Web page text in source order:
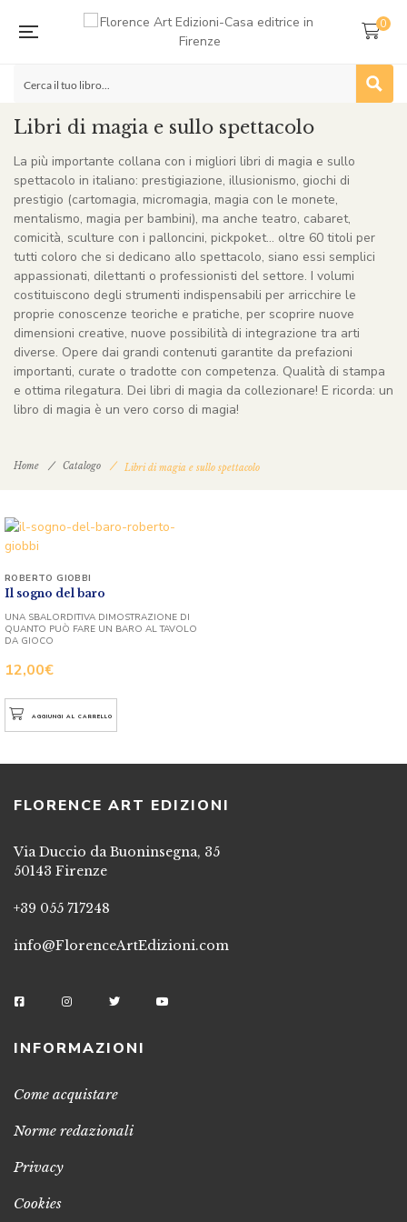
0
Libri di magia e sullo spettacolo
La più importante collana con i migliori libri di magia e sullo
spettacolo in italiano: prestigiazione, illusionismo, giochi di
prestigio (cartomagia, micromagia, magia con le monete,
mentalismo, magia per bambini), ma anche teatro, cabaret,
comicità, sculture con i palloncini, pickpoket… oltre 60 titoli per
tutti coloro che si dedicano allo spettacolo, siano essi semplici
appassionati, dilettanti o professionisti del settore. I volumi
costituiscono degli strumenti indispensabili per arricchire le
proprie conoscenze teoriche e pratiche, per scoprire nuove
dimensioni creative, nuove possibilità di integrazione tra arti
diverse. Opere dai grandi contenuti garantite da prefazioni
importanti, curate o tradotte con competenza. Qualità di stampa
e ottima rilegatura. Dei libri di magia da collezionare! E ricorda: un
libro di magia è un vero corso di magia!
Home Catalogo Libri di magia e sullo spettacolo
Il sogno del baro
12,00€
ROBERTO GIOBBI
UNA SBALORDITIVA DIMOSTRAZIONE DI
QUANTO PUÒ FARE UN BARO AL TAVOLO
DA GIOCO
AGGIUNGI AL CARRELLO
FLORENCE ART EDIZIONI
Via Duccio da Buoninsegna, 35
50143 Firenze
+39 055 717248
info@FlorenceArtEdizioni.com
INFORMAZIONI
Come acquistare
Norme redazionali
Privacy
Cookies